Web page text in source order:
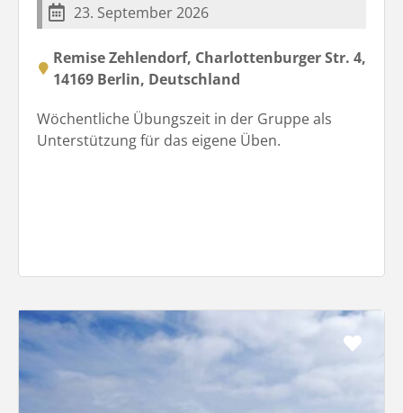
23. September 2026
Remise Zehlendorf, Charlottenburger Str. 4,
14169 Berlin, Deutschland
Wöchentliche Übungszeit in der Gruppe als
Unterstützung für das eigene Üben.